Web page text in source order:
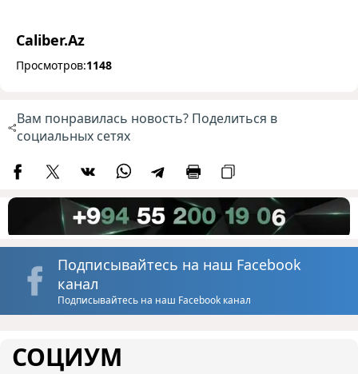
Caliber.Az
Просмотров:1148
Вам понравилась новость? Поделиться в
социальных сетях
Подписывайтесь на наш Facebook
канал
Подписывайтесь на наш Facebook канал
СОЦИУМ